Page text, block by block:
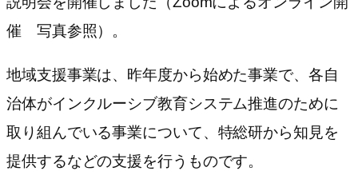
催 写真参照）。
地域支援事業は、昨年度から始めた事業で、各自
治体がインクルーシブ教育システム推進のために
取り組んでいる事業について、特総研から知見を
提供するなどの支援を行うものです。